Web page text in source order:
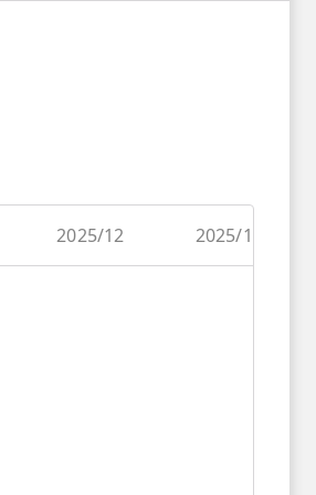
2025/12 2025/11